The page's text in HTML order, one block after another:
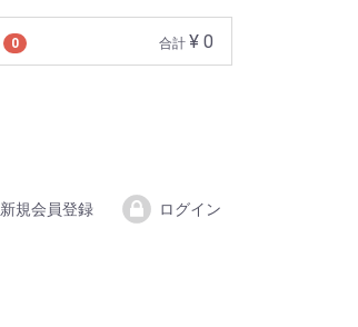
新規会員登録 ログイン
0 合計 ¥ 0